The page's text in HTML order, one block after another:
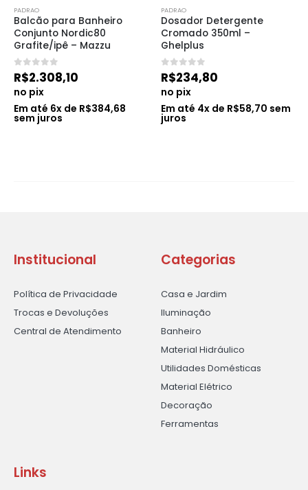
PADRAO
Balcão para Banheiro
Conjunto Nordic80
Grafite/ipê – Mazzu
0de 5
R$2.308,10
no pix
Em até 6x de R$384,68
sem juros
PADRAO
Dosador Detergente
Cromado 350ml –
Ghelplus
0de 5
R$234,80
no pix
Em até 4x de R$58,70 sem
juros
Institucional
Política de Privacidade
Trocas e Devoluções
Central de Atendimento
Categorias
Casa e Jardim
Iluminação
Banheiro
Material Hidráulico
Utilidades Domésticas
Material Elétrico
Decoração
Ferramentas
Links